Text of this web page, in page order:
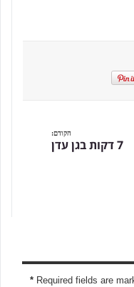
הקודם:
7 דקות בגן עדן
*